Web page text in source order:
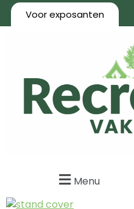
Voor exposanten
Menu